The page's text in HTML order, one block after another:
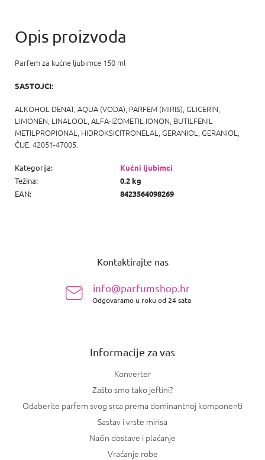
Parfem za kućne ljubimce 150 ml
SASTOJCI:
ALKOHOL DENAT, AQUA (VODA), PARFEM (MIRIS), GLICERIN,
LIMONEN, LINALOOL, ALFA-IZOMETIL IONON, BUTILFENIL
METILPROPIONAL, HIDROKSICITRONELAL, GERANIOL, GERANIOL,
ČIJE. 42051-47005.
Kategorija:
Kućni ljubimci
Težina:
0.2 kg
EAN: 8423564098269
Kontaktirajte nas
info@parfumshop.hr
Odgovaramo u roku od 24 sata
Informacije za vas
Konverter
Zašto smo tako jeftini?
Odaberite parfem svog srca prema dominantnoj komponenti
Sastav i vrste mirisa
Način dostave i plaćanje
Vraćanje robe